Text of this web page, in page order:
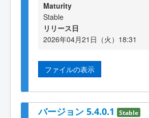
Maturity
Stable
リリース日
2026年04月21日（火）18:31
ファイルの表示
バージョン 5.4.0.1 Stable